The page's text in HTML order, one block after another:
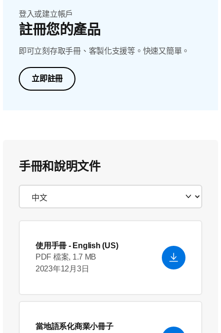
登入或建立帳戶
註冊您的產品
即可立刻存取手冊、客製化支援等。快速又簡單。
立即註冊
手冊和說明文件
使用手冊 - English (US)
PDF 檔案, 1.7 MB
2023年12月3日
當地語系化商業小冊子